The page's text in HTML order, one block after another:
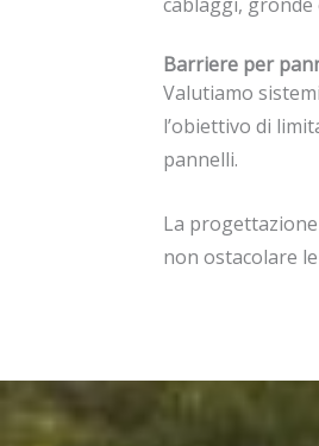
Barriere per
Valutiamo
l’obiettivo di
pannelli.
La
non ostacolare